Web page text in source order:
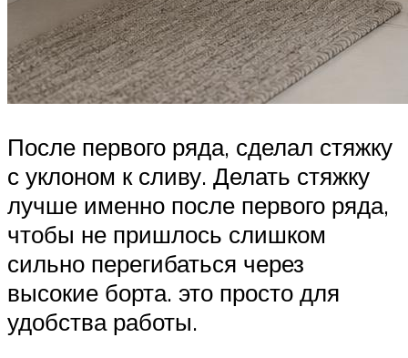
После первого ряда, сделал стяжку
с уклоном к сливу. Делать стяжку
лучше именно после первого ряда,
чтобы не пришлось слишком
сильно перегибаться через
высокие борта. это просто для
удобства работы.